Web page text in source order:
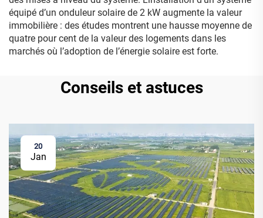
équipé d’un onduleur solaire de 2 kW augmente la valeur
immobilière : des études montrent une hausse moyenne de
quatre pour cent de la valeur des logements dans les
marchés où l’adoption de l’énergie solaire est forte.
Conseils et astuces
20
Jan